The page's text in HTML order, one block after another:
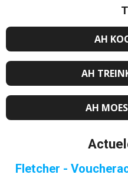
AH
AH
AH
Fletcher -